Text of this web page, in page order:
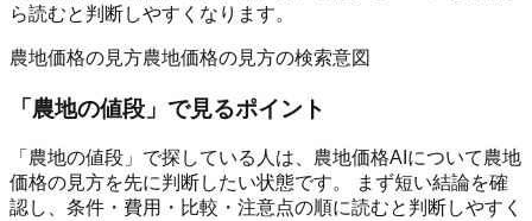
ら読むと判断しやすくなります。
農地価格の見方農地価格の見方の検索意図
「農地の値段 」で見るポイント
「農地の値段」で探している人は、農地価格AIについて農地
価格の見方を先に判断したい状態です。 まず短い結論を確
認し、条件・費用・比較・注意点の順に読むと判断しやすく